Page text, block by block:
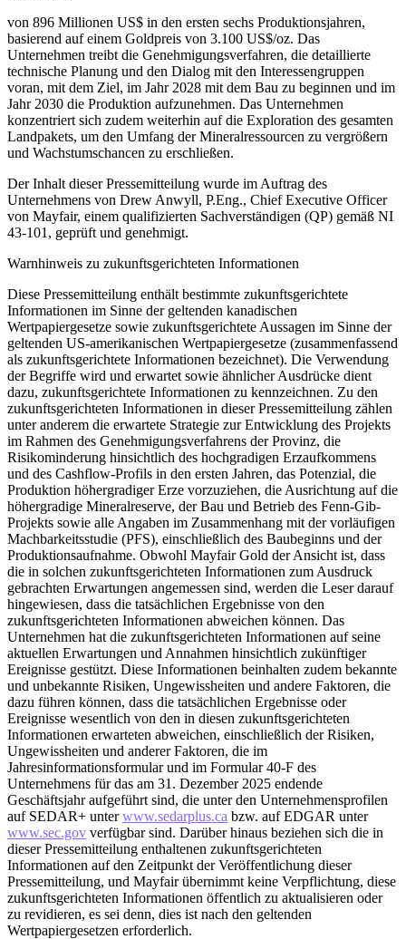
von 896 Millionen US$ in den ersten sechs Produktionsjahren,
basierend auf einem Goldpreis von 3.100 US$/oz. Das
Unternehmen treibt die Genehmigungsverfahren, die detaillierte
technische Planung und den Dialog mit den Interessengruppen
voran, mit dem Ziel, im Jahr 2028 mit dem Bau zu beginnen und im
Jahr 2030 die Produktion aufzunehmen. Das Unternehmen
konzentriert sich zudem weiterhin auf die Exploration des gesamten
Landpakets, um den Umfang der Mineralressourcen zu vergrößern
und Wachstumschancen zu erschließen.
Der Inhalt dieser Pressemitteilung wurde im Auftrag des
Unternehmens von Drew Anwyll, P.Eng., Chief Executive Officer
von Mayfair, einem qualifizierten Sachverständigen (QP) gemäß NI
43-101, geprüft und genehmigt.
Warnhinweis zu zukunftsgerichteten Informationen
Diese Pressemitteilung enthält bestimmte zukunftsgerichtete
Informationen im Sinne der geltenden kanadischen
Wertpapiergesetze sowie zukunftsgerichtete Aussagen im Sinne der
geltenden US-amerikanischen Wertpapiergesetze (zusammenfassend
als zukunftsgerichtete Informationen bezeichnet). Die Verwendung
der Begriffe wird und erwartet sowie ähnlicher Ausdrücke dient
dazu, zukunftsgerichtete Informationen zu kennzeichnen. Zu den
zukunftsgerichteten Informationen in dieser Pressemitteilung zählen
unter anderem die erwartete Strategie zur Entwicklung des Projekts
im Rahmen des Genehmigungsverfahrens der Provinz, die
Risikominderung hinsichtlich des hochgradigen Erzaufkommens
und des Cashflow-Profils in den ersten Jahren, das Potenzial, die
Produktion höhergradiger Erze vorzuziehen, die Ausrichtung auf die
höhergradige Mineralreserve, der Bau und Betrieb des Fenn-Gib-
Projekts sowie alle Angaben im Zusammenhang mit der vorläufigen
Machbarkeitsstudie (PFS), einschließlich des Baubeginns und der
Produktionsaufnahme. Obwohl Mayfair Gold der Ansicht ist, dass
die in solchen zukunftsgerichteten Informationen zum Ausdruck
gebrachten Erwartungen angemessen sind, werden die Leser darauf
hingewiesen, dass die tatsächlichen Ergebnisse von den
zukunftsgerichteten Informationen abweichen können. Das
Unternehmen hat die zukunftsgerichteten Informationen auf seine
aktuellen Erwartungen und Annahmen hinsichtlich zukünftiger
Ereignisse gestützt. Diese Informationen beinhalten zudem bekannte
und unbekannte Risiken, Ungewissheiten und andere Faktoren, die
dazu führen können, dass die tatsächlichen Ergebnisse oder
Ereignisse wesentlich von den in diesen zukunftsgerichteten
Informationen erwarteten abweichen, einschließlich der Risiken,
Ungewissheiten und anderer Faktoren, die im
Jahresinformationsformular und im Formular 40-F des
Unternehmens für das am 31. Dezember 2025 endende
Geschäftsjahr aufgeführt sind, die unter den Unternehmensprofilen
auf SEDAR+ unterwww.sedarplus.ca bzw. auf EDGAR unter
www.sec.gov verfügbar sind. Darüber hinaus beziehen sich die in
dieser Pressemitteilung enthaltenen zukunftsgerichteten
Informationen auf den Zeitpunkt der Veröffentlichung dieser
Pressemitteilung, und Mayfair übernimmt keine Verpflichtung, diese
zukunftsgerichteten Informationen öffentlich zu aktualisieren oder
zu revidieren, es sei denn, dies ist nach den geltenden
Wertpapiergesetzen erforderlich.